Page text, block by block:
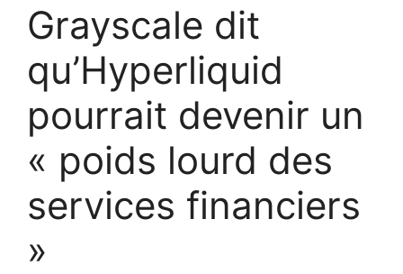
Grayscale dit
qu’Hyperliquid
pourrait devenir un
« poids lourd des
services financiers
»